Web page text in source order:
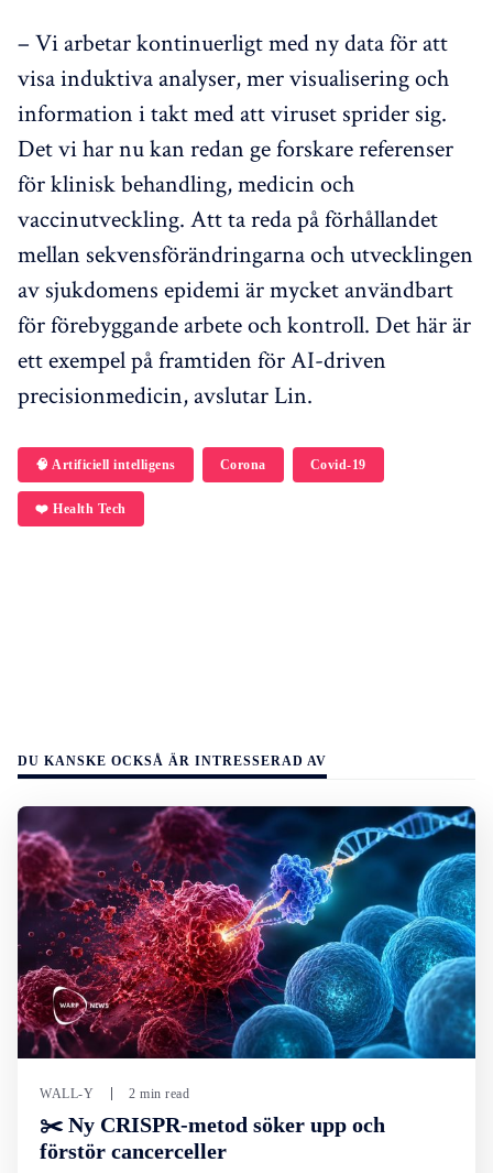
– Vi arbetar kontinuerligt med ny data för att
visa induktiva analyser, mer visualisering och
information i takt med att viruset sprider sig.
Det vi har nu kan redan ge forskare referenser
för klinisk behandling, medicin och
vaccinutveckling. Att ta reda på förhållandet
mellan sekvensförändringarna och utvecklingen
av sjukdomens epidemi är mycket användbart
för förebyggande arbete och kontroll. Det här är
ett exempel på framtiden för AI-driven
precisionmedicin, avslutar Lin.
🧠 Artificiell intelligens Corona Covid-19
❤️ Health Tech
DU KANSKE OCKSÅ ÄR INTRESSERAD AV
WALL-Y 2 min read
✂️ Ny CRISPR-metod söker upp och
förstör cancerceller